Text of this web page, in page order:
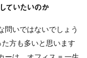
ていたいのか
問いではないでしょう
方も多いと思います